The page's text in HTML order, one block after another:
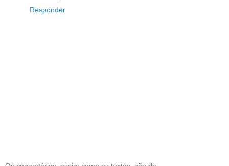
Responder